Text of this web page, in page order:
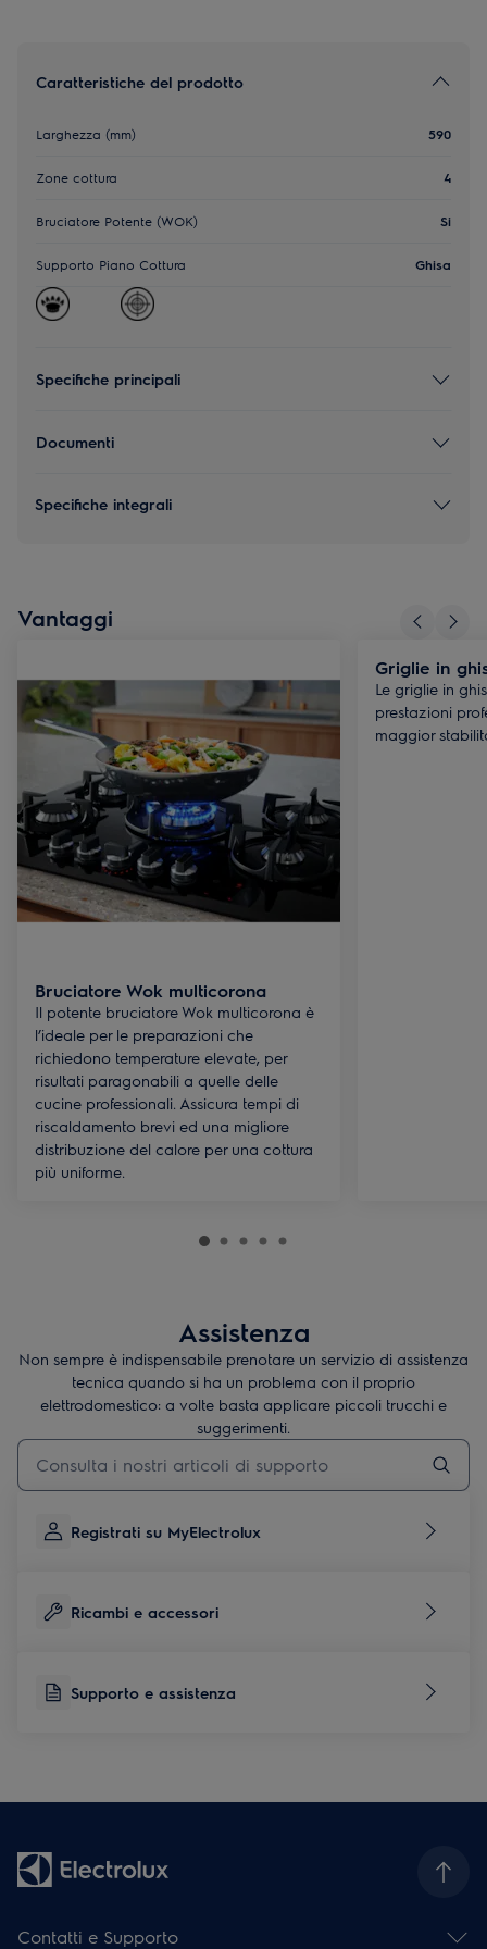
Caratteristiche del prodotto
Larghezza (mm) 590
Zone cottura 4
Bruciatore Potente (WOK) Si
Supporto Piano Cottura Ghisa
Specifiche principali
Documenti
Specifiche integrali
Vantaggi
Bruciatore Wok multicorona
Il potente bruciatore Wok multicorona è
l’ideale per le preparazioni che
richiedono temperature elevate, per
risultati paragonabili a quelle delle
cucine professionali. Assicura tempi di
riscaldamento brevi ed una migliore
distribuzione del calore per una cottura
più uniforme.
Griglie in
Le griglie in
prestazioni
maggior
Assistenza
Non sempre è indispensabile prenotare un servizio di assistenza
tecnica quando si ha un problema con il proprio
elettrodomestico: a volte basta applicare piccoli trucchi e
suggerimenti.
Digita per cercare articoli di supporto
Registrati su MyElectrolux
Ricambi e accessori
Supporto e assistenza
Contatti e Supporto